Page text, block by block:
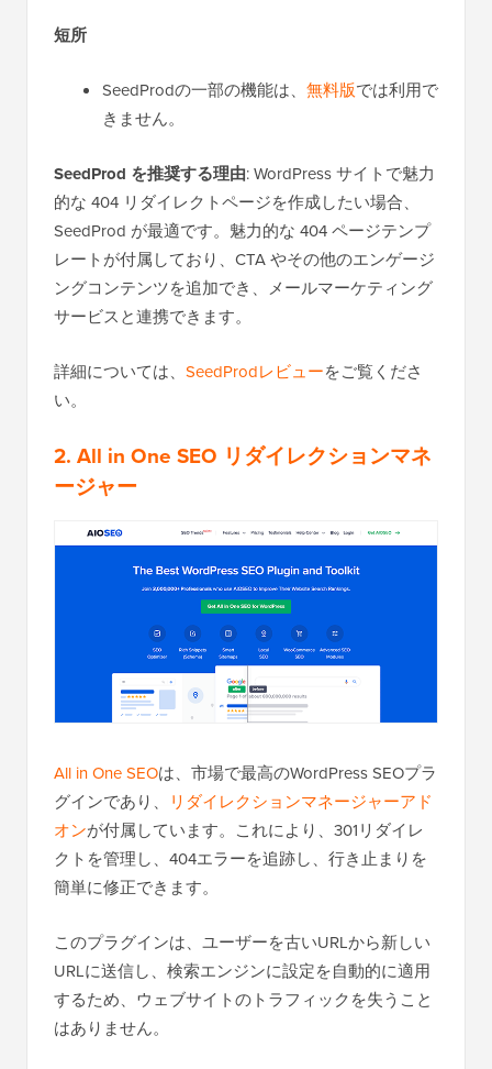
短所
SeedProdの一部の機能は、 無料版では利用で
きません。
SeedProd を推奨する理由: WordPress サイトで魅力
的な 404 リダイレクトページを作成したい場合、
SeedProd が最適です。魅力的な 404 ページテンプ
レートが付属しており、CTA やその他のエンゲージ
ングコンテンツを追加でき、メールマーケティング
サービスと連携できます。
詳細については、 SeedProdレビューをご覧くださ
い。
2. All in One SEO リダイレクションマネ
ージャー
All in One SEOは、市場で最高のWordPress SEOプラ
グインであり、 リダイレクションマネージャーアド
オンが付属しています。これにより、301リダイレ
クトを管理し、404エラーを追跡し、行き止まりを
簡単に修正できます。
このプラグインは、ユーザーを古いURLから新しい
URLに送信し、検索エンジンに設定を自動的に適用
するため、ウェブサイトのトラフィックを失うこと
はありません。